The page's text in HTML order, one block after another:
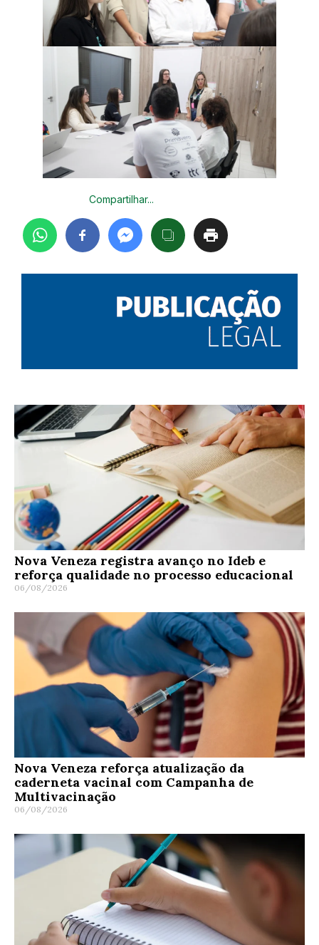
Compartilhar...
Nova Veneza registra avanço no Ideb e
reforça qualidade no processo educacional
06/08/2026
Nova Veneza reforça atualização da
caderneta vacinal com Campanha de
Multivacinação
06/08/2026